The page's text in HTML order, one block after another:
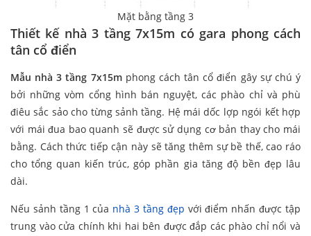
Mặt bằng tầng 3
Thiết kế nhà 3 tầng 7x15m có gara phong cách
tân cổ điển
Mẫu nhà 3 tầng 7x15mphong cách tân cổ điển gây sự chú ý
bởi những vòm cổng hình bán nguyệt, các phào chỉ và phù
điêu sắc sảo cho từng sảnh tầng. Hệ mái dốc lợp ngói kết hợp
với mái đua bao quanh sẽ được sử dụng cơ bản thay cho mái
bằng. Cách thức tiếp cận này sẽ tăng thêm sự bề thế, cao ráo
cho tổng quan kiến trúc, góp phần gia tăng độ bền đẹp lâu
dài.
Nếu sảnh tầng 1 của nhà 3 tầng đẹp với điểm nhấn được tập
trung vào cửa chính khi hai bên được đắp các phào chỉ nổi và